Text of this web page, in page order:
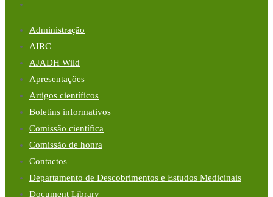
Administração
AIRC
AJADH Wild
Apresentações
Artigos científicos
Boletins informativos
Comissão científica
Comissão de honra
Contactos
Departamento de Descobrimentos e Estudos Medicinais
Document Library